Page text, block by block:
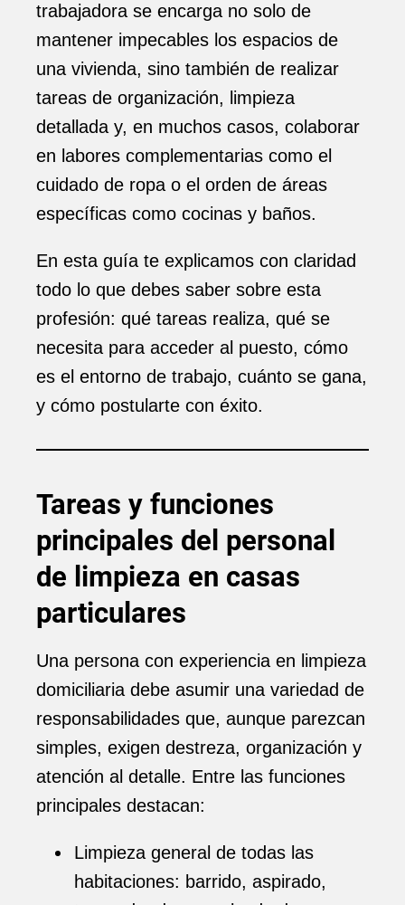
trabajadora se encarga no solo de
mantener impecables los espacios de
una vivienda, sino también de realizar
tareas de organización, limpieza
detallada y, en muchos casos, colaborar
en labores complementarias como el
cuidado de ropa o el orden de áreas
específicas como cocinas y baños.
En esta guía te explicamos con claridad
todo lo que debes saber sobre esta
profesión: qué tareas realiza, qué se
necesita para acceder al puesto, cómo
es el entorno de trabajo, cuánto se gana,
y cómo postularte con éxito.
Tareas y funciones
principales del personal
de limpieza en casas
particulares
Una persona con experiencia en limpieza
domiciliaria debe asumir una variedad de
responsabilidades que, aunque parezcan
simples, exigen destreza, organización y
atención al detalle. Entre las funciones
principales destacan:
Limpieza general de todas las
habitaciones: barrido, aspirado,